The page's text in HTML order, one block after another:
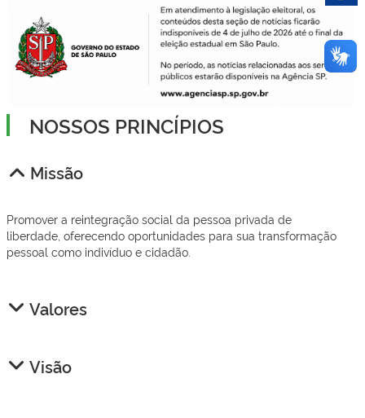
NOSSOS PRINCÍPIOS
Missão
Promover a reintegração social da pessoa privada de
liberdade, oferecendo oportunidades para sua transformação
pessoal como indivíduo e cidadão.
Valores
Visão